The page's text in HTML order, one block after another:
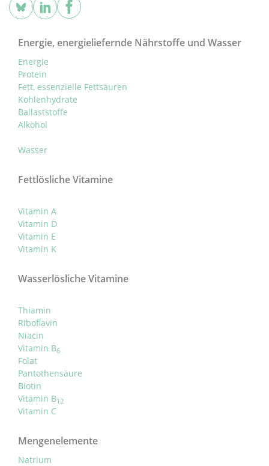
Energie, energieliefernde Nährstoffe und Wasser
Energie
Protein
Fett, essenzielle Fettsäuren
Kohlenhydrate
Ballaststoffe
Alkohol
Wasser
Fettlösliche Vitamine
Vitamin A
Vitamin D
Vitamin E
Vitamin K
Wasserlösliche Vitamine
Thiamin
Riboflavin
Niacin
Vitamin B6
Folat
Pantothensäure
Biotin
Vitamin B12
Vitamin C
Mengenelemente
Natrium